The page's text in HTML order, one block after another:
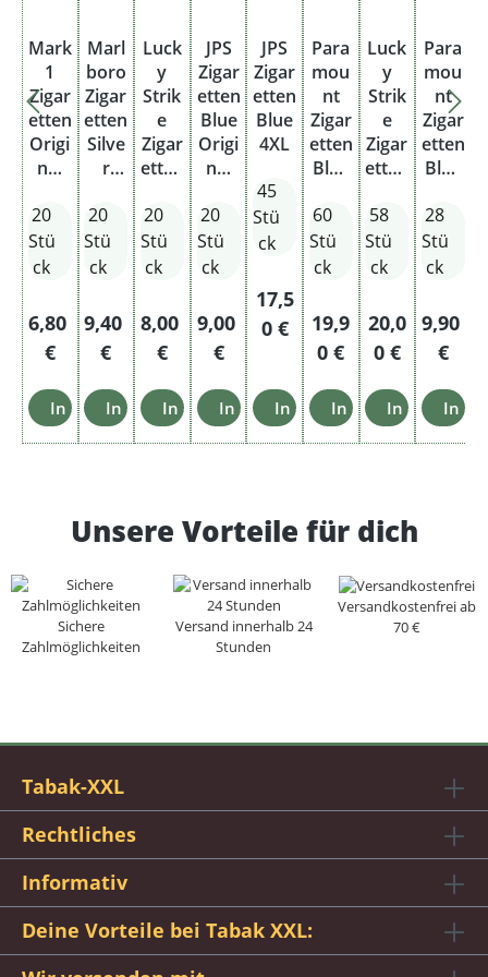
Mark
1
Zigar
etten
Origi
nal
e &
Silve
r
nal
Pack
20
Stü
ck
Regulärer Preis:
6,80
€
In den Warenkorb
Marl
boro
Zigar
etten
Silve
r
Origi
nal
Pack
20
Stü
ck
Regulärer Preis:
9,40
€
In den Warenkorb
Luck
y
Strik
e
Zigar
etten
ed
Blue
Origi
Pack
20
Stü
ck
Regulärer Preis:
8,00
€
In den Warenkorb
JPS
Zigar
etten
Blue
Origi
nal
20
Stü
ck
Regulärer Preis:
9,00
€
In den Warenkorb
JPS
Zigar
etten
Blue
4XL
45
Stü
ck
Regulärer Preis:
17,5
0 €
In den Warenkorb
Para
mou
nt
Zigar
etten
Blue
60
Stü
ck
Regulärer Preis:
19,9
0 €
In den Warenkorb
Luck
y
Strik
e
Zigar
etten
ed
Blue
Herc
58
Stü
ck
Regulärer
20,0
0 €
In den
Para
mou
nt
Zigar
etten
Blue
28
Stü
ck
9,90
€
In
Unsere Vorteile für dich
Sichere
Zahlmöglichkeiten
Versand innerhalb 24
Stunden
Versandkostenfrei ab
70 €
Tabak-XXL
Rechtliches
Informativ
Deine Vorteile bei Tabak XXL: